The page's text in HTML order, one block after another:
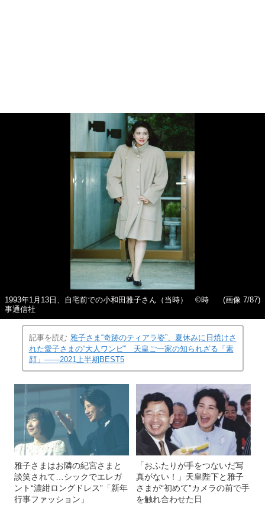
1993年1月13日、自宅前での小和田雅子さん（当時） ©時
事通信社
(画像 7/87)
記事を読む 雅子さま“奇跡のティアラ姿”、夏休みに日焼けさ
れた愛子さまの“大人ワンピ” 天皇ご一家の知られざる「素
顔」――2021上半期BEST5
雅子さまはお隣の紀宮さまと
談笑されて…シックでエレガ
ント“濃紺ロングドレス”「新年
行事ファッション」
「おふたりが手をつないだ写
真がない！」天皇陛下と雅子
さまが“初めて”カメラの前で手
を触れ合わせた日